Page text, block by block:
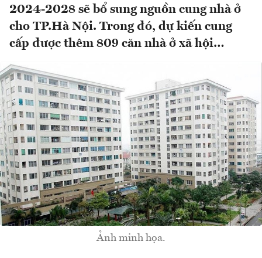
2024-2028 sẽ bổ sung nguồn cung nhà ở
cho TP.Hà Nội. Trong đó, dự kiến cung
cấp được thêm 809 căn nhà ở xã hội…
Ảnh minh họa.